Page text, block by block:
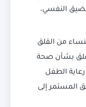
النفسي،
من القلق
بشأن صحة
رعاية الطفل
المستمر إلى